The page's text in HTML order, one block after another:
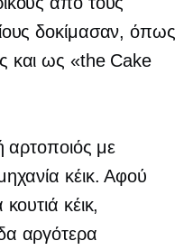
δοκίμασαν, όπως
και ως «the Cake
αρτοποιός με
κέικ. Αφού
κέικ,
αργότερα